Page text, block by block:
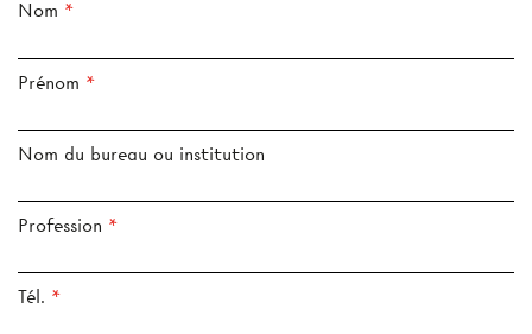
Nom
Prénom
Nom du bureau ou institution
Profession
Tél.